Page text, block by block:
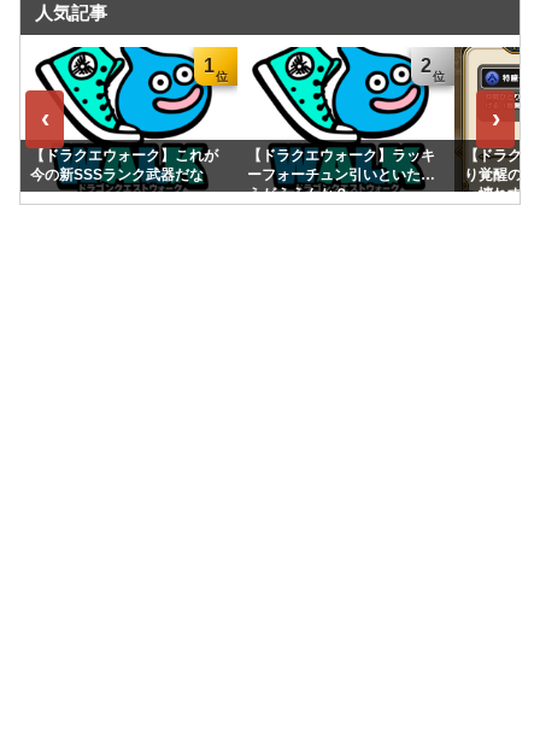
人気記事
‹
1
【ドラクエウォーク】これが
今の新SSSランク武器だな
2
【ドラクエウォーク】ラッキ
ーフォーチュン引いといたほ
うがええんか？
【ドラク
り覚醒の
っ壊れすぎ
›